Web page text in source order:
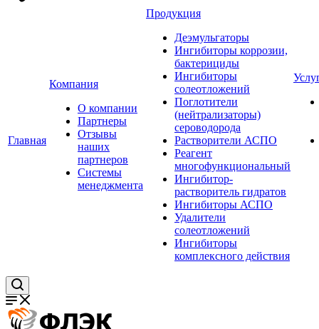
Главная
Компания
О компании
Партнеры
Отзывы
наших
партнеров
Системы
менеджмента
Продукция
Деэмульгаторы
Ингибиторы коррозии,
бактерициды
Ингибиторы
солеотложений
Поглотители
(нейтрализаторы)
сероводорода
Растворители АСПО
Реагент
многофункциональный
Ингибитор-
растворитель гидратов
Ингибиторы АСПО
Удалители
солеотложений
Ингибиторы
комплексного действия